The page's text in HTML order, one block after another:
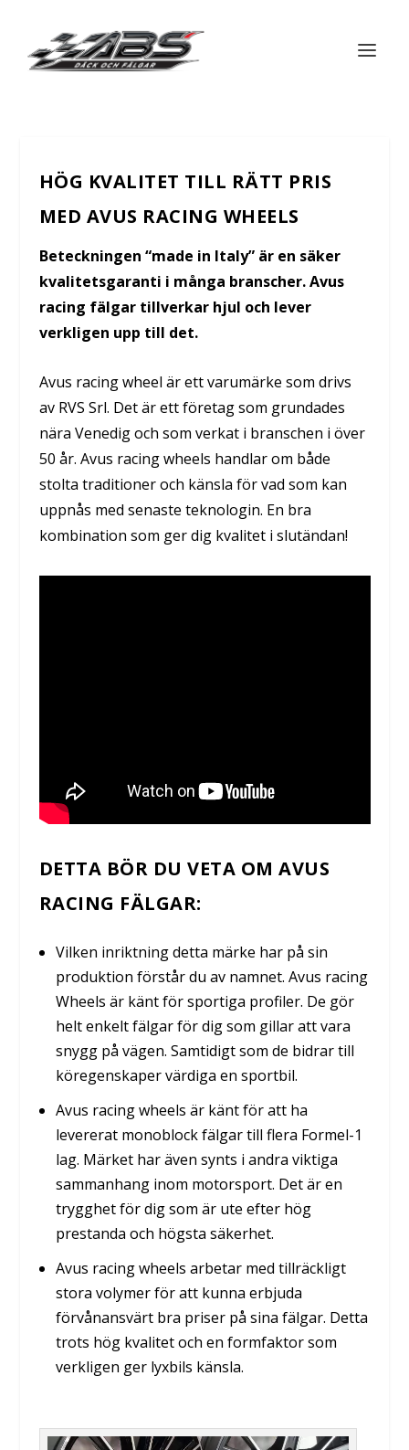
HÖG KVALITET TILL RÄTT PRIS
MED AVUS RACING WHEELS
Beteckningen “made in Italy” är en säker
kvalitetsgaranti i många branscher. Avus
racing fälgar tillverkar hjul och lever
verkligen upp till det.
Avus racing wheel är ett varumärke som drivs
av RVS Srl. Det är ett företag som grundades
nära Venedig och som verkat i branschen i över
50 år. Avus racing wheels handlar om både
stolta traditioner och känsla för vad som kan
uppnås med senaste teknologin. En bra
kombination som ger dig kvalitet i slutändan!
DETTA BÖR DU VETA OM AVUS
RACING FÄLGAR:
Vilken inriktning detta märke har på sin
produktion förstår du av namnet. Avus racing
Wheels är känt för sportiga profiler. De gör
helt enkelt fälgar för dig som gillar att vara
snygg på vägen. Samtidigt som de bidrar till
köregenskaper värdiga en sportbil.
Avus racing wheels är känt för att ha
levererat monoblock fälgar till flera Formel-1
lag. Märket har även synts i andra viktiga
sammanhang inom motorsport. Det är en
trygghet för dig som är ute efter hög
prestanda och högsta säkerhet.
Avus racing wheels arbetar med tillräckligt
stora volymer för att kunna erbjuda
förvånansvärt bra priser på sina fälgar. Detta
trots hög kvalitet och en formfaktor som
verkligen ger lyxbils känsla.